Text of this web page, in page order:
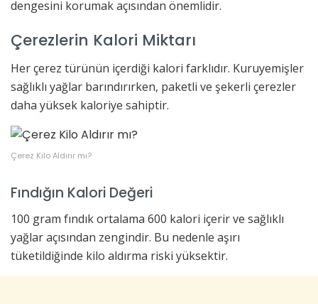
dengesini korumak açısından önemlidir.
Çerezlerin Kalori Miktarı
Her çerez türünün içerdiği kalori farklıdır. Kuruyemişler
sağlıklı yağlar barındırırken, paketli ve şekerli çerezler
daha yüksek kaloriye sahiptir.
Çerez Kilo Aldırır mı?
Fındığın Kalori Değeri
100 gram fındık ortalama 600 kalori içerir ve sağlıklı
yağlar açısından zengindir. Bu nedenle aşırı
tüketildiğinde kilo aldırma riski yüksektir.